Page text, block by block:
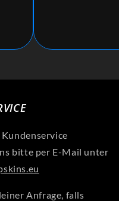
bitte per E-Mail unter
Anfrage, falls